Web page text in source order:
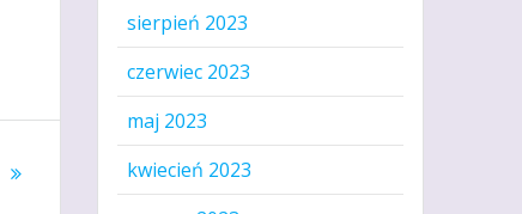
sierpień 2023
czerwiec 2023
maj 2023
kwiecień 2023